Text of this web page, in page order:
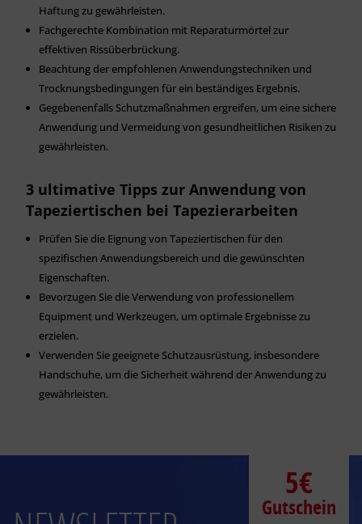
Haftung zu gewährleisten.
Fachgerechte Kombination mit Reparaturmörtel zur
effektiven Rissüberbrückung.
Beachtung der empfohlenen Anwendungstechniken und
Trocknungsbedingungen für ein beständiges Ergebnis.
Gegebenenfalls Schutzmaßnahmen ergreifen, um eine sichere
Anwendung und Vermeidung von gesundheitlichen Risiken zu
gewährleisten.
3 ultimative Tipps zur Anwendung von
Tapeziertischen bei Tapezierarbeiten
Prüfen Sie die Eignung von Tapeziertischen für den
spezifischen Anwendungsbereich und die gewünschten
Eigenschaften.
Bevorzugen Sie die Verwendung von professionellem
Equipment und Werkzeugen, um optimale Ergebnisse zu
erzielen.
Verwenden Sie geeignete Schutzausrüstung, insbesondere
Handschuhe, um die Sicherheit während der Anwendung zu
gewährleisten.
5€
Gutschein